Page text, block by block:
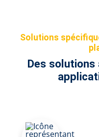
Solutions
Des solutions